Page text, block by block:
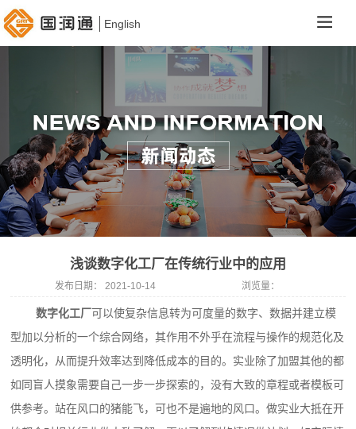
English
浅谈数字化工厂在传统行业中的应用
发布日期： 2021-10-14 浏览量：
数字化工厂可以使复杂信息转为可度量的数字、数据并建立模
型加以分析的一个综合网络，其作用不外乎在流程与操作的规范化及
透明化，从而提升效率达到降低成本的目的。实业除了加盟其他的都
如同盲人摸象需要自己一步一步探索的，没有大致的章程或者模板可
供参考。站在风口的猪能飞，可也不是遍地的风口。做实业大抵在开